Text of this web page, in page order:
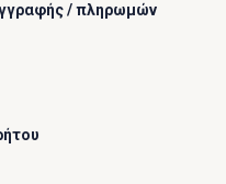
/ πληρωμών